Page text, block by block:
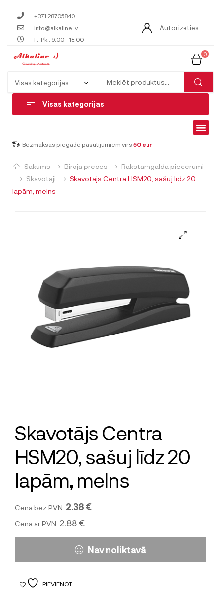
+371 28705840
info@alkaline.lv
P.-Pk.: 9:00 - 18:00
Autorizēties
0
Visas kategorijas
Bezmaksas piegāde pasūtījumiem virs 50 eur
Sākums Biroja preces
Rakstāmgalda piederumi
Skavotāji
Skavotājs Centra HSM20, sašuj līdz 20
lapām, melns
Skavotājs Centra
HSM20, sašuj līdz 20
lapām, melns
Cena bez PVN: 2.38 €
Cena ar PVN: 2.88 €
Nav noliktavā
PIEVIENOT